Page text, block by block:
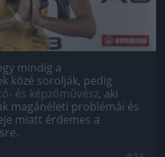
mindig a
közé sorolják, pedig
és képzőművész, aki
magánéleti problémái és
miatt érdemes a